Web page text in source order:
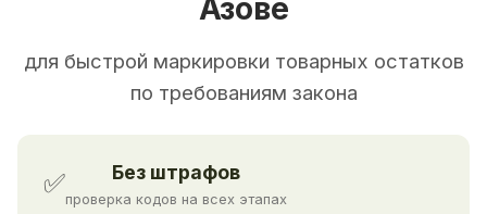
Азове
для быстрой маркировки товарных остатков
по требованиям закона
✅ Без штрафов
проверка кодов на всех этапах